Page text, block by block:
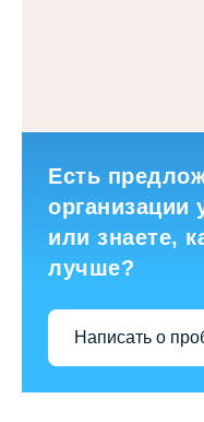
Есть
организации
или знаете,
лучше?
Написать о